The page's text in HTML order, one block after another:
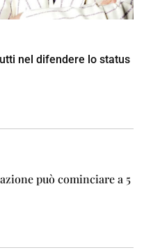
nel difendere lo status
può cominciare a 5